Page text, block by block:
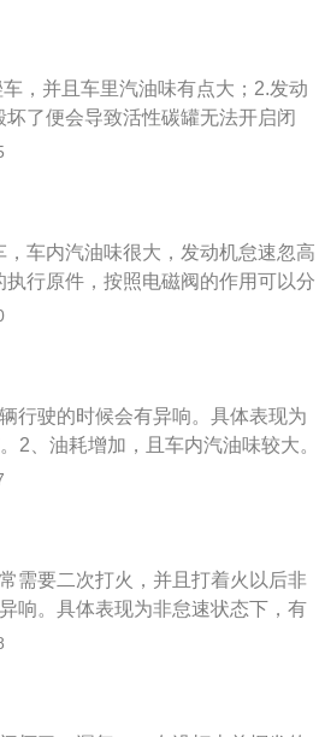
碳罐电磁阀上的软管后，等待电磁
果能感觉到电磁阀一直在吸气或者
，并且车里汽油味有点大；2.发动
了便会导致活性碳罐无法开启闭
隔三差五会听见“哒哒”的响声。给
裂口直接排进大气中，导致车里汽
到发动机进气系统的是空气而不是
而导致会出现唑车问题。发动机熄
假如电磁阀始终处在关闭模式，那
罐，其他的汽油蒸汽只可以逸入大
车内汽油味很大，发动机怠速忽高
行原件，按照电磁阀的作用可以分
电磁阀的工作方式可以分为开关式
用电容流经线圈产生的电磁力将电
的流通，分为常开和常闭两种类
，实现自动控制的目的，在真空、
行驶的时候会有异响。具体表现为
2、油耗增加，且车内汽油味较大。
需要二次打火，并且打着火以后非
。碳罐电磁阀是一个安装在汽车或
染并同时增加燃油效率的装置。所
油耗增加，汽油味较重。附判断碳
阀是间歇性工作，正常情况下，碳
碳罐电磁阀上的软管后，等待电磁
需要二次打火，并且打着火以后非
响。具体表现为非怠速状态下，有
内汽油味较大。4、发动机怠速忽
体表现为非怠速状态下，有时可以
油味较大。4、发动机怠速忽高忽